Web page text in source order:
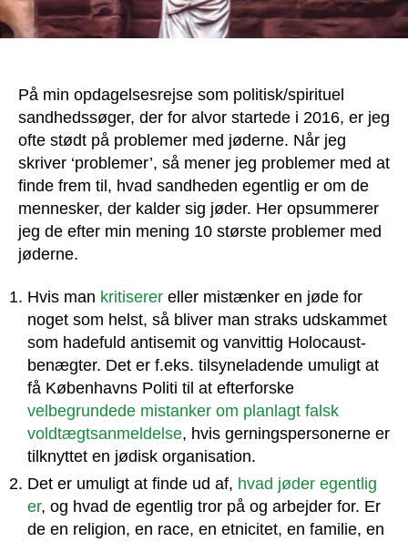
På min opdagelsesrejse som politisk/spirituel
sandhedssøger, der for alvor startede i 2016, er jeg
ofte stødt på problemer med jøderne. Når jeg
skriver ‘problemer’, så mener jeg problemer med at
finde frem til, hvad sandheden egentlig er om de
mennesker, der kalder sig jøder. Her opsummerer
jeg de efter min mening 10 største problemer med
jøderne.
Hvis man kritiserer eller mistænker en jøde for
noget som helst, så bliver man straks udskammet
som hadefuld antisemit og vanvittig Holocaust-
benægter. Det er f.eks. tilsyneladende umuligt at
få Københavns Politi til at efterforske
velbegrundede mistanker om planlagt falsk
voldtægtsanmeldelse, hvis gerningspersonerne er
tilknyttet en jødisk organisation.
Det er umuligt at finde ud af, hvad jøder egentlig
er, og hvad de egentlig tror på og arbejder for. Er
de en religion, en race, en etnicitet, en familie, en